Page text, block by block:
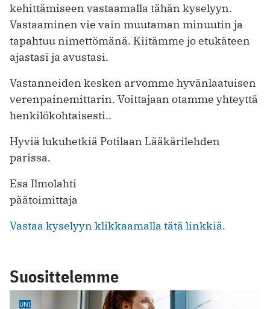
kehittämiseen vastaamalla tähän kyselyyn.
Vastaaminen vie vain muutaman minuutin ja
tapahtuu nimettömänä. Kiitämme jo etukäteen
ajastasi ja avustasi.
Vastanneiden kesken arvomme hyvänlaatuisen
verenpainemittarin. Voittajaan otamme yhteyttä
henkilökohtaisesti..
Hyviä lukuhetkiä Potilaan Lääkärilehden
parissa.
Esa Ilmolahti
päätoimittaja
Vastaa kyselyyn klikkaamalla tätä linkkiä.
Suosittelemme
UNI